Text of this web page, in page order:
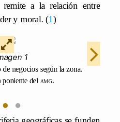
a la relación entre
y moral. 1
1
negocios según la zona.
del amg.
• •